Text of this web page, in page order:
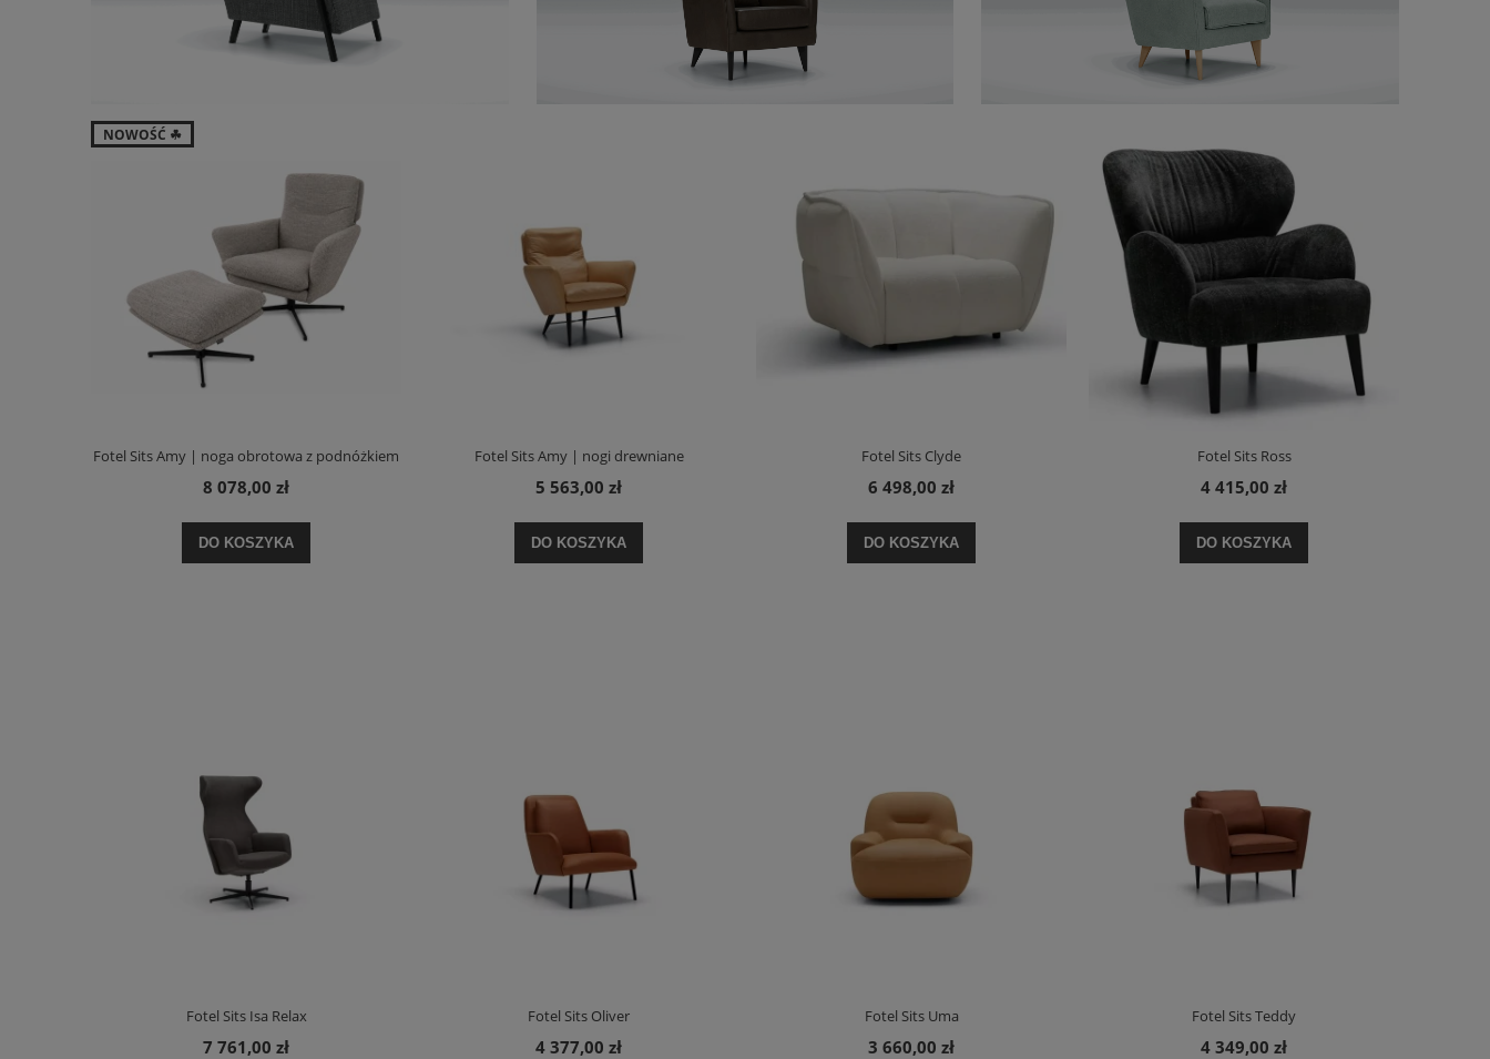
Fotel Sits Amy | noga obrotowa z podnóżkiem
8 078,00 zł
DO KOSZYKA
NOWOŚĆ ☘
Fotel Sits Amy | nogi drewniane
5 563,00 zł
DO KOSZYKA
Fotel Sits Clyde
6 498,00 zł
DO KOSZYKA
Fotel Sits Ross
4 415,00 zł
DO KOSZYKA
Fotel Sits Isa Relax
7 761,00 zł
Fotel Sits Oliver
4 377,00 zł
Fotel Sits Uma
3 660,00 zł
Fotel Sits Teddy
4 349,00 zł